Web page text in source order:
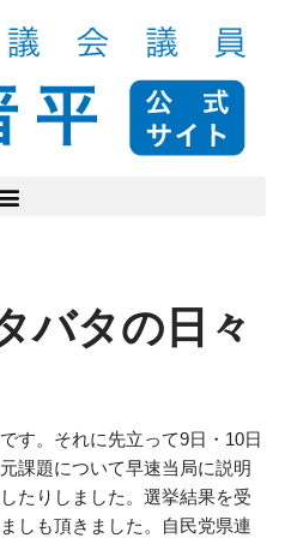
バタの日々
す。それに先立って9日・10日
課題について早速当局に説明
たりしました。選挙結果を受
しも頂きました。自民党県連